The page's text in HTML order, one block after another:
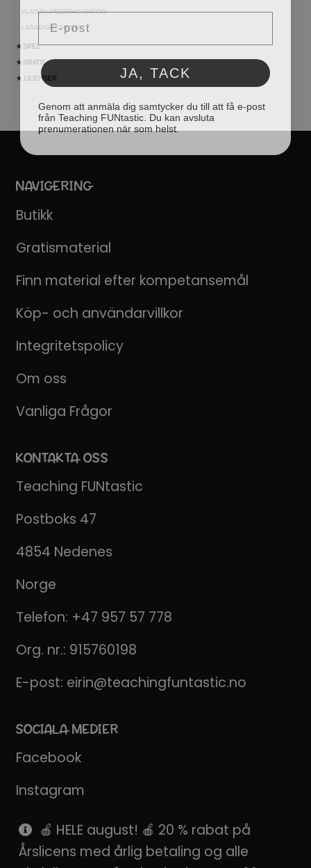
KLASSRUMSORGANISATION
LÄRARKALENDER
★ SPEL
★ GRATIS
★ LICENSER
NAVIGERING
Butikk
Gratismaterial
Finn material efter kompetansemål
Köp- och användarvillkor
Integritetspolicy
Om oss
Vanliga Frågor
KONTAKTA OSS
Teaching FUNtastic
Postboks 47
4854 Nedenes
Norge
Telefon: +47 957 57 778
Org. nr.: 915760198
E-post: eirin@teachingfuntastic.no
SOCIALA MEDIER
Facebook
Instagram
Pinterest
SnapChat
🍎 HELE august! 🍎 20 % rabat på
Årslicens med årlig betaling og alle
JA, TACK
från Teaching FUNtastic. Du kan avsluta
prenumerationen när som helst.